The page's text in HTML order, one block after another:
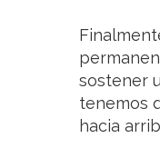
sostener
tenemos
hacia